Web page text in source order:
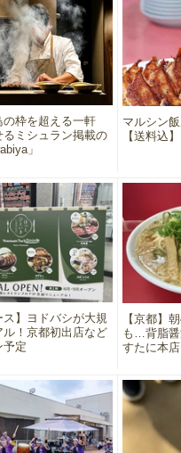
の枠を超える一軒
るミシュラン掲載の
」
マルシン
【送料込】
ス】ヨドバシが大規
ル！京都初出店など
予定
【京都】
も…背脂醤
すたに本